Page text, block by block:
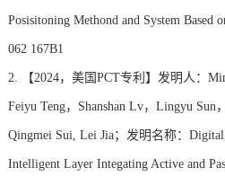
Posisitoning Methond and System Based
062 167B1
2. 【2024，美国PCT专利】发明人：
Feiyu Teng，Shanshan Lv，Lingyu Sun
Qingmei Sui, Lei Jia；发明名称：
Intelligent Layer Integating Active and